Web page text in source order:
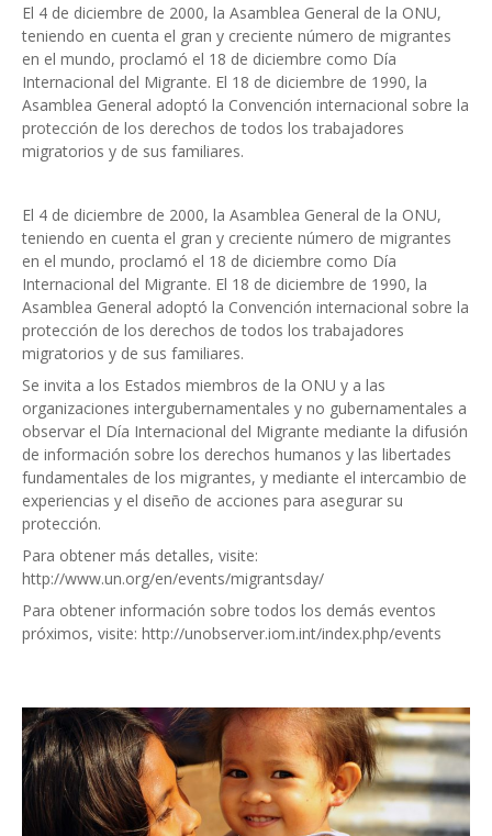
El 4 de diciembre de 2000, la Asamblea General de la ONU,
teniendo en cuenta el gran y creciente número de migrantes
en el mundo, proclamó el 18 de diciembre como Día
Internacional del Migrante. El 18 de diciembre de 1990, la
Asamblea General adoptó la Convención internacional sobre la
protección de los derechos de todos los trabajadores
migratorios y de sus familiares.
El 4 de diciembre de 2000, la Asamblea General de la ONU,
teniendo en cuenta el gran y creciente número de migrantes
en el mundo, proclamó el 18 de diciembre como Día
Internacional del Migrante. El 18 de diciembre de 1990, la
Asamblea General adoptó la Convención internacional sobre la
protección de los derechos de todos los trabajadores
migratorios y de sus familiares.
Se invita a los Estados miembros de la ONU y a las
organizaciones intergubernamentales y no gubernamentales a
observar el Día Internacional del Migrante mediante la difusión
de información sobre los derechos humanos y las libertades
fundamentales de los migrantes, y mediante el intercambio de
experiencias y el diseño de acciones para asegurar su
protección.
Para obtener más detalles, visite:
http://www.un.org/en/events/migrantsday/
Para obtener información sobre todos los demás eventos
próximos, visite: http://unobserver.iom.int/index.php/events